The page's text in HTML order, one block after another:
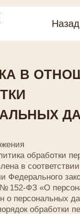
ДАННЫХ
персональных
данных)
обработки персональных
безопасности
предпринимаемые
— Оператор).
своей важнейшей целью
своей деятельности
человека и гражданина
данных, в том
неприкосновенность